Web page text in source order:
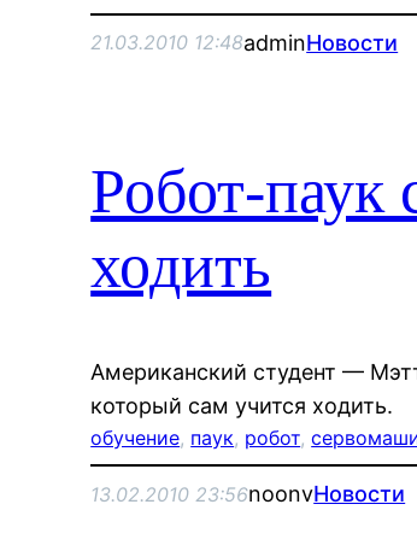
21.03.2010 12:48adminНовости
Робот-паук
ходить
Американский студент —
который сам учится ходить.
обучение, паук, робот,
13.02.2010 23:56noonvНовости